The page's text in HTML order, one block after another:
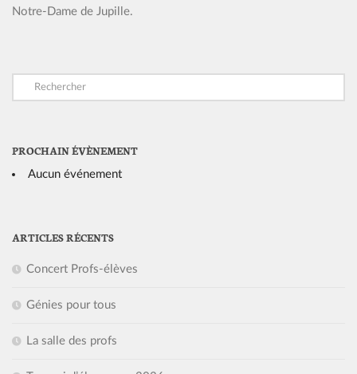
Notre-Dame de Jupille.
PROCHAIN ÉVÈNEMENT
Aucun événement
ARTICLES RÉCENTS
Concert Profs-élèves
Génies pour tous
La salle des profs